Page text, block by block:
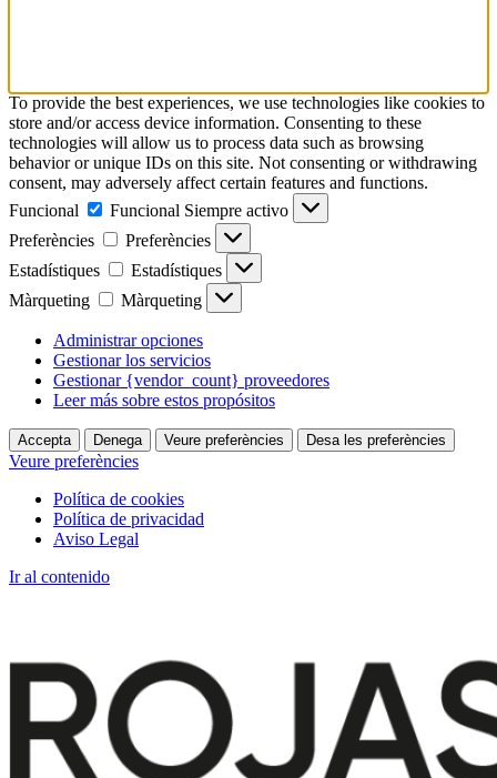
To provide the best experiences, we use technologies like cookies to
store and/or access device information. Consenting to these
technologies will allow us to process data such as browsing
behavior or unique IDs on this site. Not consenting or withdrawing
consent, may adversely affect certain features and functions.
Funcional
Funcional Siempre activo
Preferències
Preferències
Estadístiques
Estadístiques
Màrqueting
Màrqueting
Administrar opciones
Gestionar los servicios
Gestionar {vendor_count} proveedores
Leer más sobre estos propósitos
Accepta Denega Veure preferències Desa les preferències
Veure preferències
Política de cookies
Política de privacidad
Aviso Legal
Ir al contenido